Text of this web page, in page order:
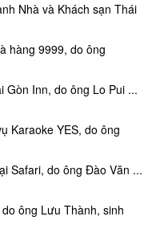
Nhà và Khách sạn Thái
hàng 9999, do ông
Gòn Inn, do ông Lo Pui ...
Karaoke YES, do ông
Safari, do ông Đào Văn ...
ông Lưu Thành, sinh